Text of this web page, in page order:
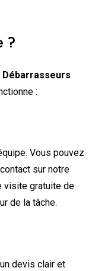
?
:
Vous pouvez
sur notre
visite gratuite de
de la tâche.
devis clair et